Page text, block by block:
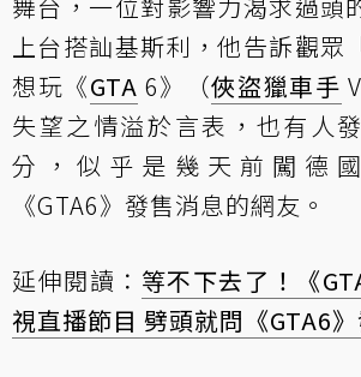
上台搭訕基斯利，他告訴觀
想玩《GTA 6》（俠盜獵車手
失望之情溢於言表，也有人
分，似乎是幾天前闖德
《GTA6》發售消息的網友。
延伸閱讀： 等不下去了！《
視直播節目 劈頭就問《GTA6